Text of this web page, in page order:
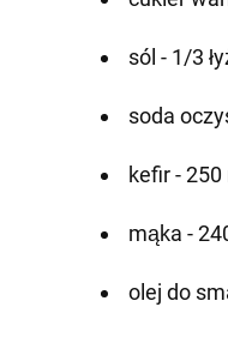
sól - 1/3
soda
kefir - 250
mąka -
olej do